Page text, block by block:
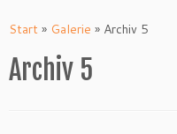
Start » Galerie » Archiv 5
Archiv 5